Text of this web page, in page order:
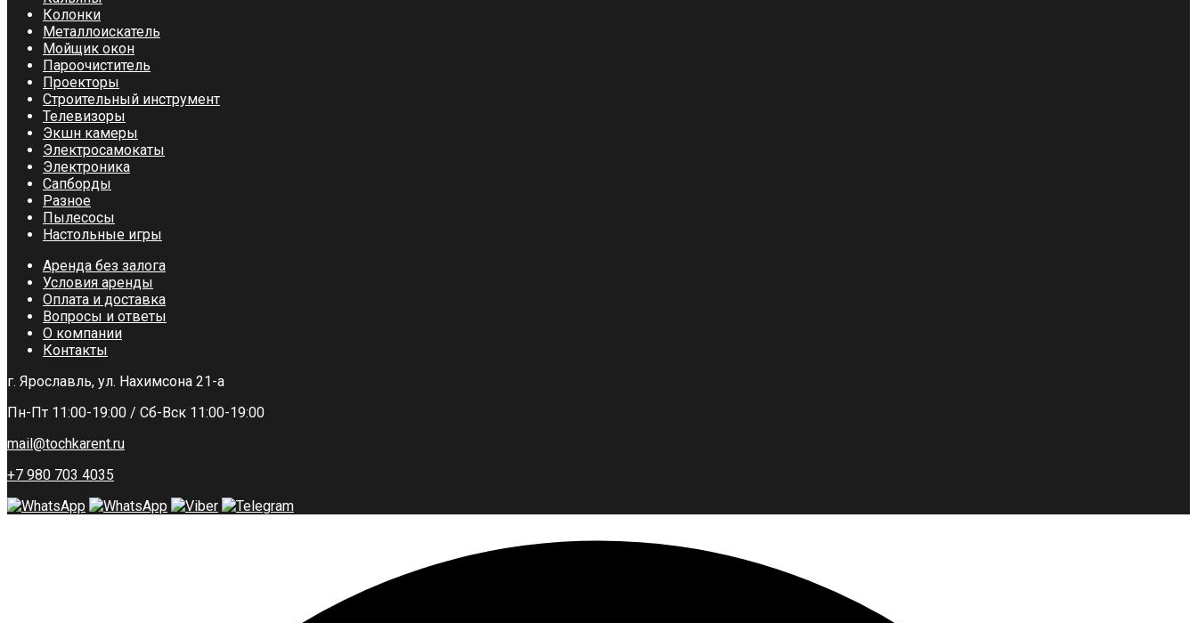
Колонки
Металлоискатель
Мойщик окон
Пароочиститель
Проекторы
Строительный инструмент
Телевизоры
Экшн камеры
Электросамокаты
Электроника
Сапборды
Разное
Пылесосы
Настольные игры
Аренда без залога
Условия аренды
Оплата и доставка
Вопросы и ответы
О компании
Контакты
г. Ярославль, ул. Нахимсона 21-а
Пн-Пт 11:00-19:00 / Сб-Вск 11:00-19:00
mail@tochkarent.ru
+7 980 703 4035